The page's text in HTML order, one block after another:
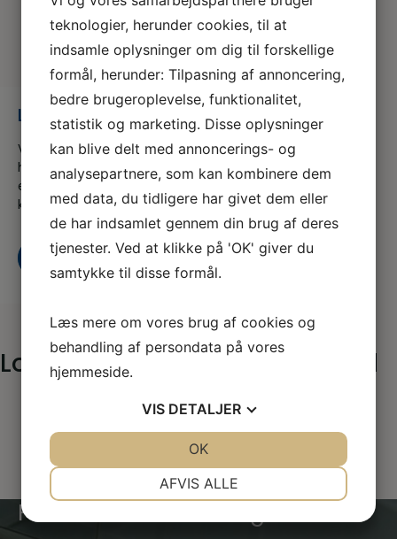
Logo_DuMed-blaa-baggrund
Vi er en del af serviceforbundet og er til for at
hjælpe dig når du er i tvivl, skal skal godt videre
eller søger nyt, både som din fagforening og A-
kasse
Kontakt os Bliv medlem i dag
Logo_DuMed-blaa-baggrund
Find hvad du har brug for
teknologier, herunder cookies, til at
indsamle oplysninger om dig til forskellige
formål, herunder: Tilpasning af annoncering,
bedre brugeroplevelse, funktionalitet,
statistik og marketing. Disse oplysninger
kan blive delt med annoncerings- og
analysepartnere, som kan kombinere dem
med data, du tidligere har givet dem eller
de har indsamlet gennem din brug af deres
tjenester. Ved at klikke på 'OK' giver du
samtykke til disse formål.
Læs mere om vores brug af cookies og
behandling af persondata på vores
hjemmeside.
VIS DETALJER
AFVIS ALLE
OK